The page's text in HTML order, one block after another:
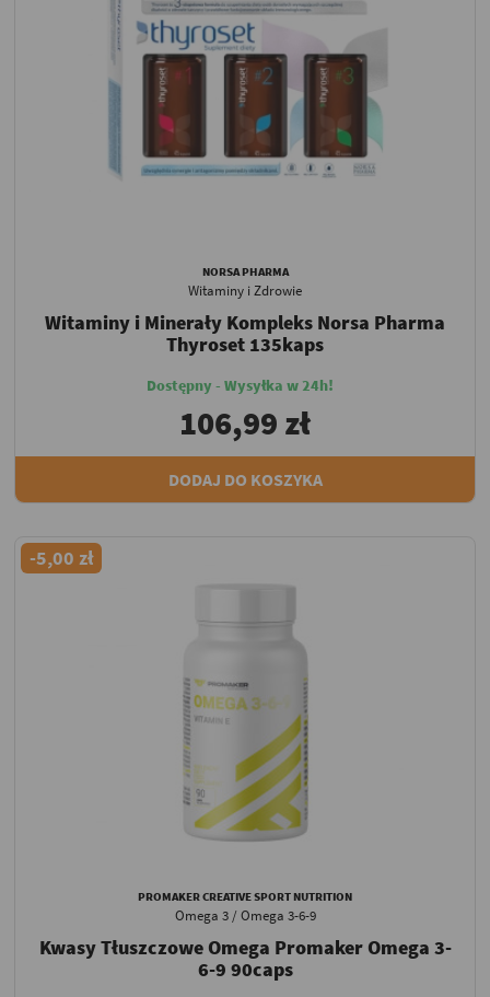
NORSA PHARMA
Witaminy i Zdrowie
Witaminy i Minerały Kompleks Norsa Pharma
Thyroset 135kaps
Dostępny - Wysyłka w 24h!
106,99 zł
DODAJ DO KOSZYKA
-5,00 zł
PROMAKER CREATIVE SPORT NUTRITION
Omega 3 / Omega 3-6-9
Kwasy Tłuszczowe Omega Promaker Omega 3-
6-9 90caps